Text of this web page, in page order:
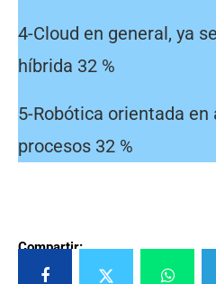
4-Cloud en general, ya
híbrida 32 %
5-Robótica orientada
procesos 32 %
Compartir: